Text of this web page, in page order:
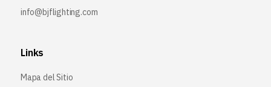
info@bjflighting.com
Links
Mapa del Sitio